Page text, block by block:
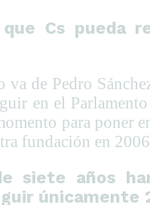
Cs pueda
va de Pedro
en el
para poner
fundación en
siete años
únicamente